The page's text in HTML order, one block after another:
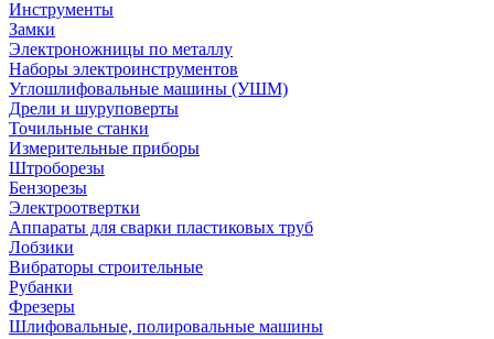
Инструменты
Замки
Электроножницы по металлу
Наборы электроинструментов
Углошлифовальные машины (УШМ)
Дрели и шуруповерты
Точильные станки
Измерительные приборы
Штроборезы
Бензорезы
Электроотвертки
Аппараты для сварки пластиковых труб
Лобзики
Вибраторы строительные
Рубанки
Фрезеры
Шлифовальные, полировальные машины